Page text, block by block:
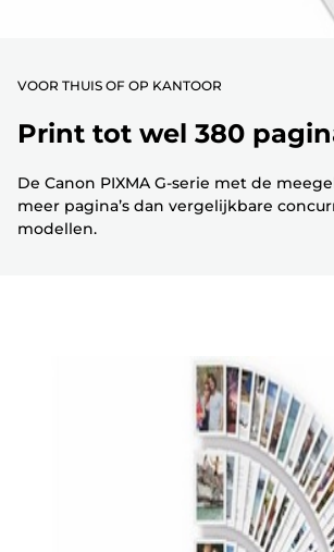
VOOR THUIS OF OP KANTOOR
Print tot wel 380
De Canon PIXMA G-serie met de
meer pagina’s dan vergelijkbare
modellen.